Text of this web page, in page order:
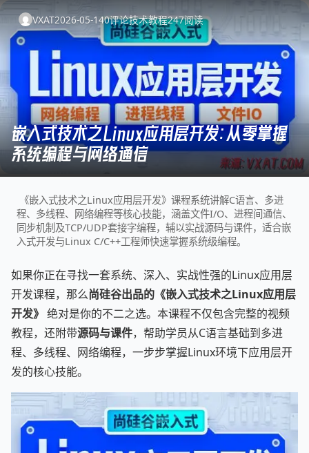
VXAT2026-05-140评论技术教程247阅读
嵌入式技术之Linux应用层开发：从零掌握
系统编程与网络通信
《嵌入式技术之Linux应用层开发》课程系统讲解C语言、多进
程、多线程、网络编程等核心技能，涵盖文件I/O、进程间通信、
同步机制及TCP/UDP套接字编程，辅以实战源码与课件，适合嵌
入式开发与Linux C/C++工程师快速掌握系统级编程。
如果你正在寻找一套系统、深入、实战性强的Linux应用层
开发课程，那么尚硅谷出品的《嵌入式技术之Linux应用层
开发》 绝对是你的不二之选。本课程不仅包含完整的视频
教程，还附带源码与课件，帮助学员从C语言基础到多进
程、多线程、网络编程，一步步掌握Linux环境下应用层开
发的核心技能。